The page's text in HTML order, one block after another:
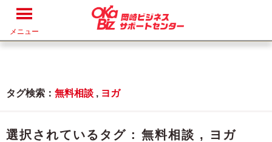
メニュー
タグ検索： 無料相談 , ヨガ
選択されているタグ : 無料相談 , ヨガ